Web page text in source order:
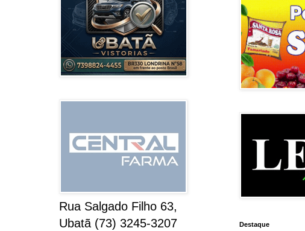
Destaque
Rua Salgado Filho 63,
Ubatã (73) 3245-3207